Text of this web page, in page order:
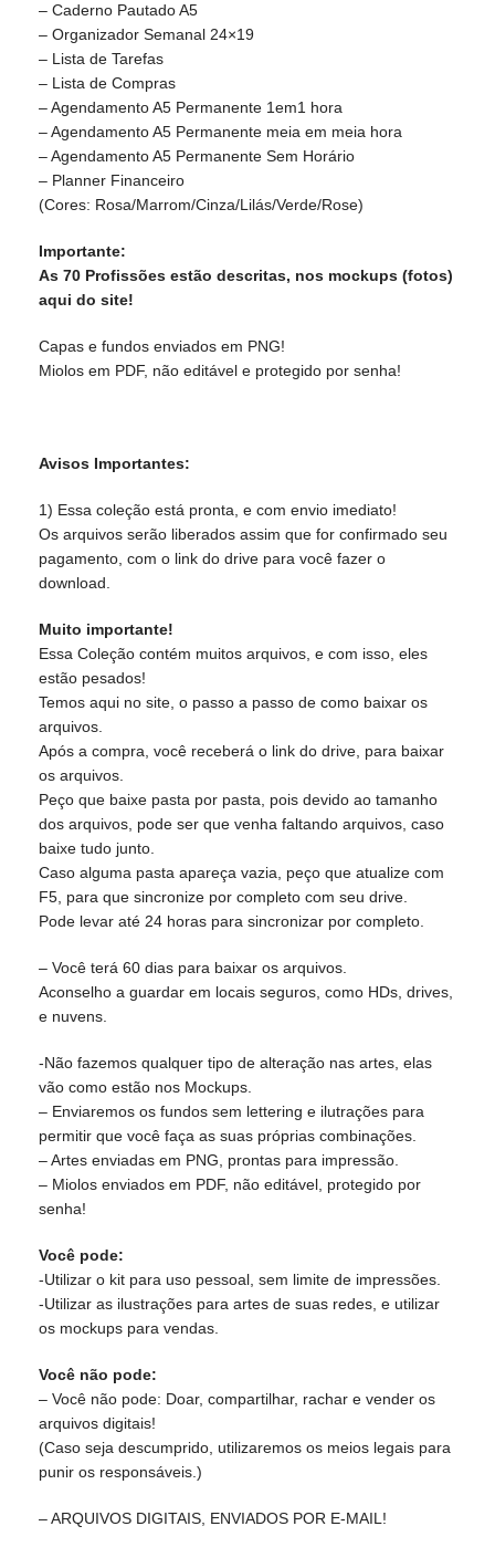
– Caderno Pautado A5
– Organizador Semanal 24×19
– Lista de Tarefas
– Lista de Compras
– Agendamento A5 Permanente 1em1 hora
– Agendamento A5 Permanente meia em meia hora
– Agendamento A5 Permanente Sem Horário
– Planner Financeiro
(Cores: Rosa/Marrom/Cinza/Lilás/Verde/Rose)
Importante:
As 70 Profissões estão descritas, nos mockups (fotos)
aqui do site!
Capas e fundos enviados em PNG!
Miolos em PDF, não editável e protegido por senha!
Avisos Importantes:
1) Essa coleção está pronta, e com envio imediato!
Os arquivos serão liberados assim que for confirmado seu
pagamento, com o link do drive para você fazer o
download.
Muito importante!
Essa Coleção contém muitos arquivos, e com isso, eles
estão pesados!
Temos aqui no site, o passo a passo de como baixar os
arquivos.
Após a compra, você receberá o link do drive, para baixar
os arquivos.
Peço que baixe pasta por pasta, pois devido ao tamanho
dos arquivos, pode ser que venha faltando arquivos, caso
baixe tudo junto.
Caso alguma pasta apareça vazia, peço que atualize com
F5, para que sincronize por completo com seu drive.
Pode levar até 24 horas para sincronizar por completo.
– Você terá 60 dias para baixar os arquivos.
Aconselho a guardar em locais seguros, como HDs, drives,
e nuvens.
-Não fazemos qualquer tipo de alteração nas artes, elas
vão como estão nos Mockups.
– Enviaremos os fundos sem lettering e ilutrações para
permitir que você faça as suas próprias combinações.
– Artes enviadas em PNG, prontas para impressão.
– Miolos enviados em PDF, não editável, protegido por
senha!
Você pode:
-Utilizar o kit para uso pessoal, sem limite de impressões.
-Utilizar as ilustrações para artes de suas redes, e utilizar
os mockups para vendas.
Você não pode:
– Você não pode: Doar, compartilhar, rachar e vender os
arquivos digitais!
(Caso seja descumprido, utilizaremos os meios legais para
punir os responsáveis.)
– ARQUIVOS DIGITAIS, ENVIADOS POR E-MAIL!